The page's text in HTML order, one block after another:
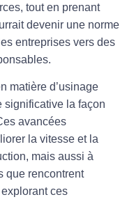
tout en prenant
devenir une norme
entreprises vers des
matière d’usinage
significative la façon
avancées
la vitesse et la
mais aussi à
que rencontrent
ces